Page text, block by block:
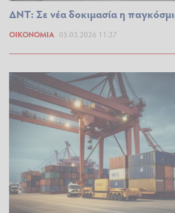
ΔΝΤ: Σε νέα δοκιμασία η
ΟΙΚΟΝΟΜΊΑ 05.03.2026 11:27